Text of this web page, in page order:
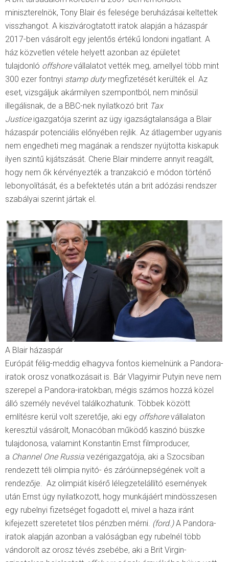
miniszterelnök, Tony Blair és felesége beruházásai keltettek
visszhangot. A kiszivárogtatott iratok alapján a házaspár
2017-ben vásárolt egy jelentős értékű londoni ingatlant. A
ház közvetlen vétele helyett azonban az épületet
tulajdonló offshorevállalatot vették meg, amellyel több mint
300 ezer fontnyi stamp dutymegfizetését kerülték el. Az
eset, vizsgáljuk akármilyen szempontból, nem minősül
illegálisnak, de a BBC-nek nyilatkozó brit Tax
Justiceigazgatója szerint az ügy igazságtalansága a Blair
házaspár potenciális előnyében rejlik. Az átlagember ugyanis
nem engedheti meg magának a rendszer nyújtotta kiskapuk
ilyen szintű kijátszását. Cherie Blair minderre annyit reagált,
hogy nem ők kérvényezték a tranzakció e módon történő
lebonyolítását, és a befektetés után a brit adózási rendszer
szabályai szerint jártak el.
A Blair házaspár
Európát félig-meddig elhagyva fontos kiemelnünk a Pandora-
iratok orosz vonatkozásait is. Bár Vlagyimir Putyin neve nem
szerepel a Pandora-iratokban, mégis számos hozzá közel
álló személy nevével találkozhatunk. Többek között
említésre kerül volt szeretője, aki egy offshorevállalaton
keresztül vásárolt, Monacóban működő kaszinó büszke
tulajdonosa, valamint Konstantin Ernst filmproducer,
a Channel One Russia vezérigazgatója, aki a Szocsiban
rendezett téli olimpia nyitó- és záróünnepségének volt a
rendezője. Az olimpiát kísérő lélegzetelállító események
után Ernst úgy nyilatkozott, hogy munkájáért mindösszesen
egy rubelnyi fizetséget fogadott el, mivel a haza iránt
kifejezett szeretetet tilos pénzben mérni. (ford.)A Pandora-
iratok alapján azonban a valóságban egy rubelnél több
vándorolt az orosz tévés zsebébe, aki a Brit Virgin-